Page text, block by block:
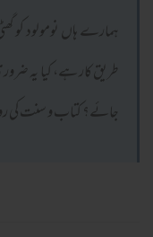
ہمارے ہاں نومولود کو
طریق کار ہے، کیا یہ
جائے؟ کتاب و سنت کی